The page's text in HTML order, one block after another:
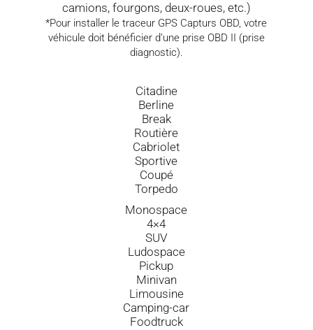
camions, fourgons, deux-roues, etc.)
*Pour installer le traceur GPS Capturs OBD, votre
véhicule doit bénéficier d’une prise OBD II (prise
diagnostic).
Citadine
Berline
Break
Routière
Cabriolet
Sportive
Coupé
Torpedo
Monospace
4×4
SUV
Ludospace
Pickup
Minivan
Limousine
Camping-car
Foodtruck